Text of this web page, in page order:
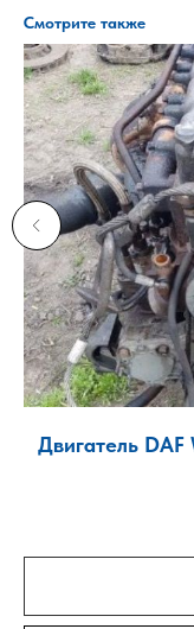
Смотрите также
Двигатель